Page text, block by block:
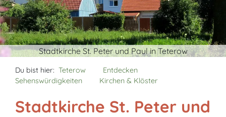
Stadtkirche St. Peter und Paul in Teterow
Du bist hier: Teterow
Entdecken
Sehenswürdigkeiten
Kirchen & Klöster
Stadtkirche St. Peter und